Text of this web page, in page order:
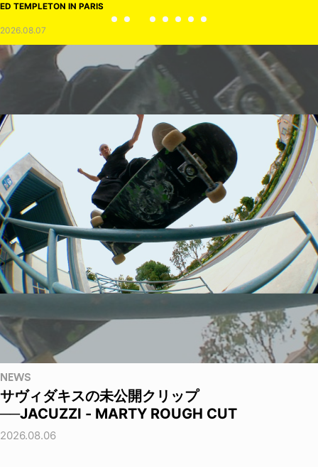
ED TEMPLETON IN PARIS
2026.08.07
NEWS
サヴィダキスの未公開クリップ
──JACUZZI - MARTY ROUGH CUT
2026.08.06